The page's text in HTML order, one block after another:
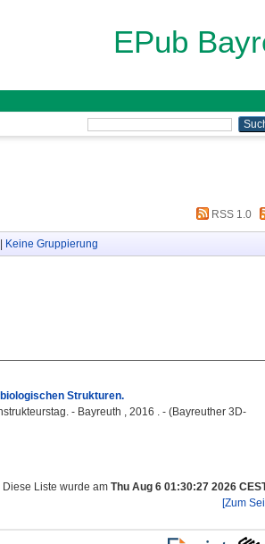
EPub
RSS 1.0
Keine Gruppierung
Strukturen.
- Bayreuth , 2016 . - (Bayreuther 3D-
Diese Liste wurde am Thu Aug 6 01:30:27 2026
[Zum